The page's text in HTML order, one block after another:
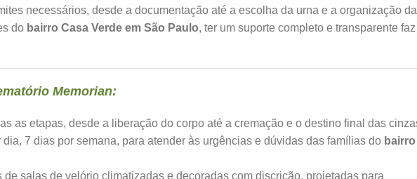
necessários, desde a documentação até a escolha da urna e a organização da
do bairro Casa Verde em São Paulo, ter um suporte completo e transparente faz
Memorian:
as etapas, desde a liberação do corpo até a cremação e o destino final das
7 dias por semana, para atender às urgências e dúvidas das famílias do bairro
de salas de velório climatizadas e decoradas com discrição, projetadas para